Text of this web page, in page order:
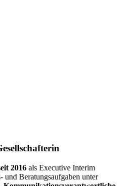
2016 als Executive Interim
und Beratungsaufgaben unter